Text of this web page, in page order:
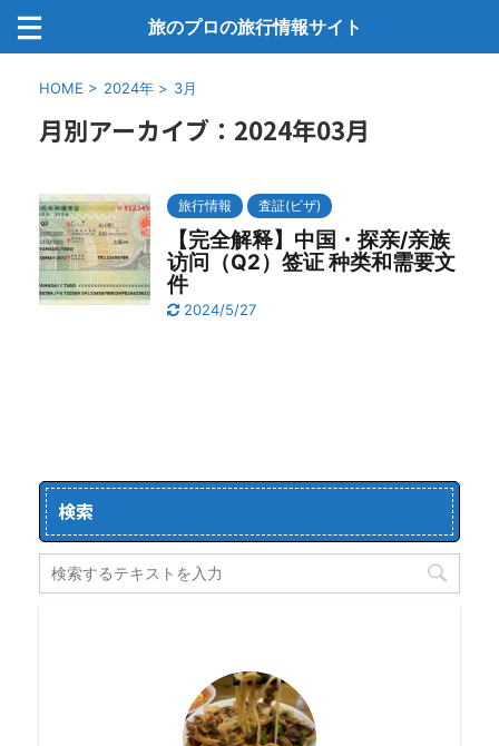
旅のプロの旅行情報サイト
HOME > 2024年 > 3月
月別アーカイブ：2024年03月
旅行情報 査証(ビザ)
【完全解释】中国・探亲/亲族
访问（Q2）签证 种类和需要文
件
2024/5/27
検索